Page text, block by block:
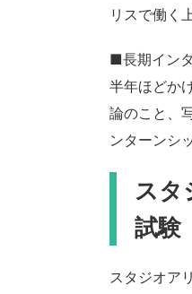
リスで働く
■長期イン
半年ほどか
論のこと、
ンターンシ
スタ
試験
スタジオア